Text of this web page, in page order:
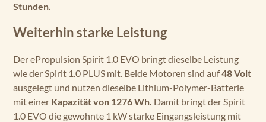
Stunden.
Weiterhin starke Leistung
Der ePropulsion Spirit 1.0 EVO bringt dieselbe Leistung
wie der Spirit 1.0 PLUS mit. Beide Motoren sind auf48 Volt
ausgelegt und nutzen dieselbe Lithium-Polymer-Batterie
mit einer Kapazität von 1276 Wh. Damit bringt der Spirit
1.0 EVO die gewohnte 1 kW starke Eingangsleistung mit